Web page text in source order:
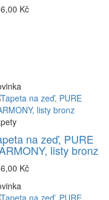
Kč
na zeď, PURE
listy bronz
Kč